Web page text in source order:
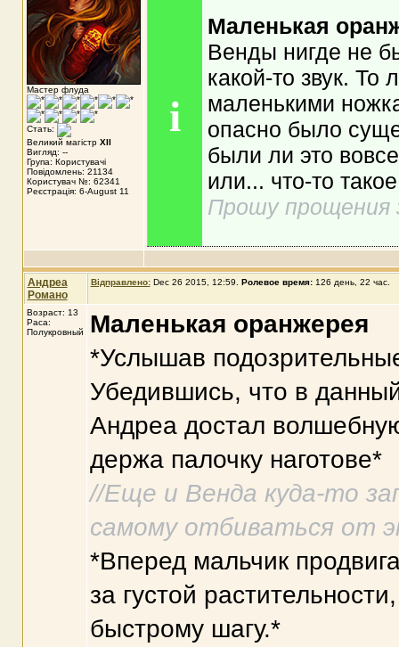
Мастер флуда
Стать:
Великий магістр XII
Вигляд: --
Група: Користувачі
Повідомлень: 21134
Користувач №: 62341
Реєстрація: 6-August 11
i
Маленькая
Венды нигде не
какой-то звук. То
маленькими
опасно было
были ли это
или... что-то
Прошу прощения
Андреа
Романо
Відправлено: Dec 26 2015, 12:59 Ролевое время:126 день, 22 час.
Возраст: 13
Раса:
Полукровный
Маленькая оранжерея
*Услышав
Убедившись, что в
Андреа достал
держа палочку наготове*
//Еще и Венда куда-то
самому отбиваться от
*Вперед мальчик
за густой
быстрому шагу.*